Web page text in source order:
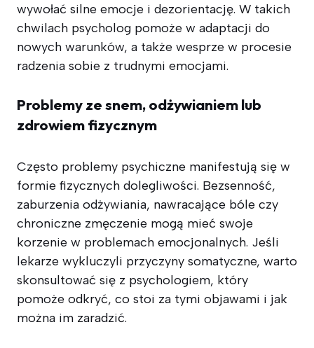
wywołać silne emocje i dezorientację. W takich
chwilach psycholog pomoże w adaptacji do
nowych warunków, a także wesprze w procesie
radzenia sobie z trudnymi emocjami.
Problemy ze snem, odżywianiem lub
zdrowiem fizycznym
Często problemy psychiczne manifestują się w
formie fizycznych dolegliwości. Bezsenność,
zaburzenia odżywiania, nawracające bóle czy
chroniczne zmęczenie mogą mieć swoje
korzenie w problemach emocjonalnych. Jeśli
lekarze wykluczyli przyczyny somatyczne, warto
skonsultować się z psychologiem, który
pomoże odkryć, co stoi za tymi objawami i jak
można im zaradzić.